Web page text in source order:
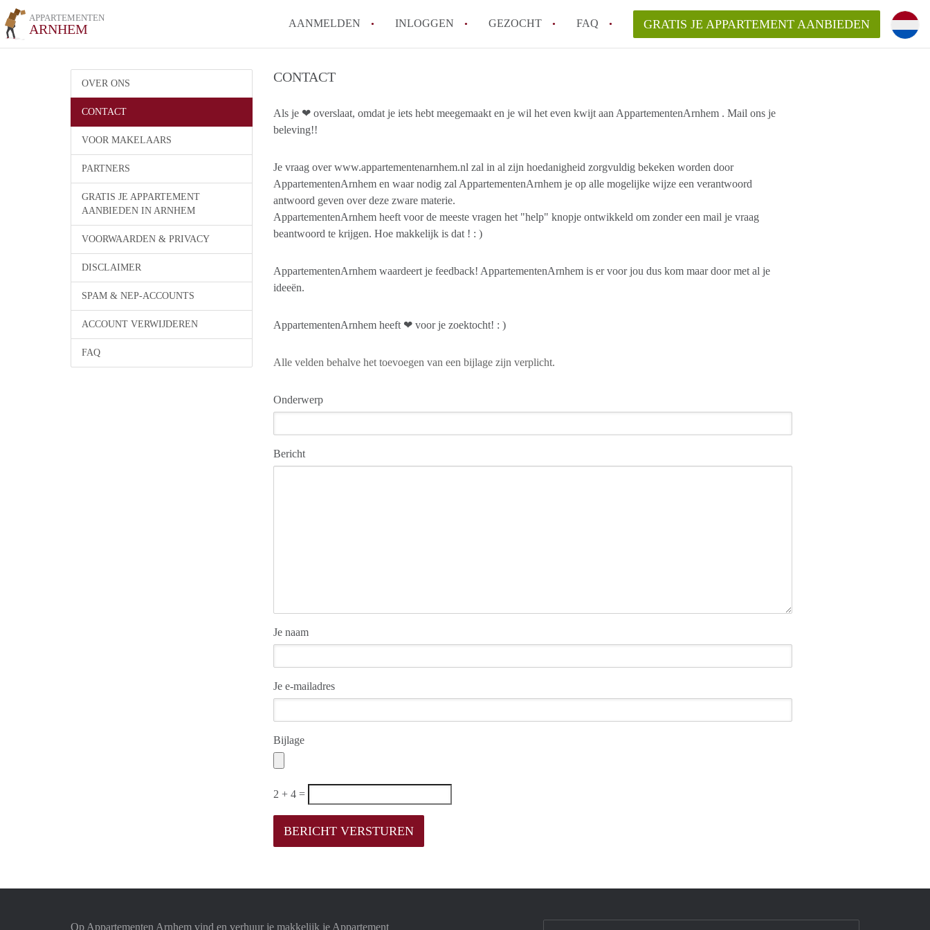
APPARTEMENTEN
ARNHEM AANMELDEN INLOGGEN GEZOCHT FAQ
Wat is AppartementenArnhem?
Berekent AppartementenArnhem
makelaarsvergoeding/bemiddelingsvergoeding?
Alle veelgestelde vragen
GRATIS JE APPARTEMENT AANBIEDEN
OVER ONS
CONTACT
VOOR MAKELAARS
PARTNERS
GRATIS JE APPARTEMENT
AANBIEDEN IN ARNHEM
VOORWAARDEN & PRIVACY
DISCLAIMER
SPAM & NEP-ACCOUNTS
ACCOUNT VERWIJDEREN
FAQ
CONTACT
Als je ❤ overslaat, omdat je iets hebt meegemaakt en je wil het even kwijt aan AppartementenArnhem . Mail ons je
beleving!!
Je vraag over www.appartementenarnhem.nl zal in al zijn hoedanigheid zorgvuldig bekeken worden door
AppartementenArnhem en waar nodig zal AppartementenArnhem je op alle mogelijke wijze een verantwoord
antwoord geven over deze zware materie.
AppartementenArnhem heeft voor de meeste vragen het "help" knopje ontwikkeld om zonder een mail je vraag
beantwoord te krijgen. Hoe makkelijk is dat ! : )
AppartementenArnhem waardeert je feedback! AppartementenArnhem is er voor jou dus kom maar door met al je
ideeën.
AppartementenArnhem heeft ❤ voor je zoektocht! : )
Alle velden behalve het toevoegen van een bijlage zijn verplicht.
Onderwerp
Bericht
Je naam
Je e-mailadres
Bijlage
2 + 4 =
Op Appartementen Arnhem vind en verhuur je makkelijk je Appartement